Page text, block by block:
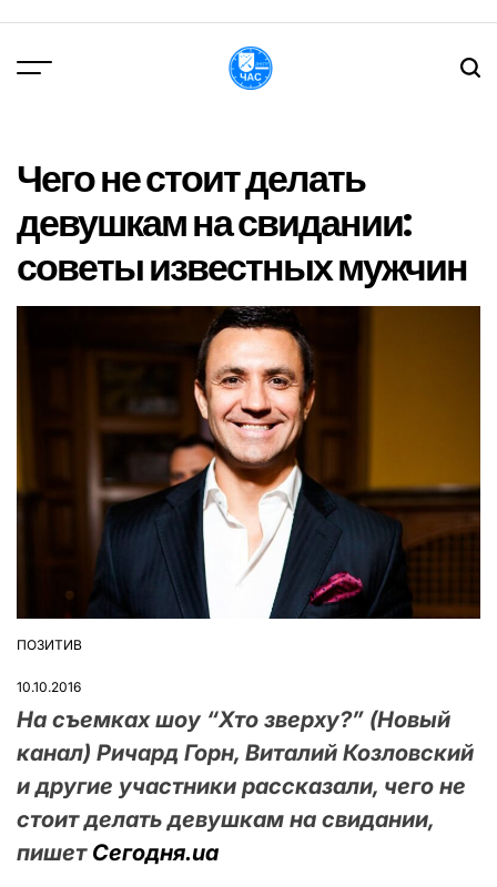
вмісту
Чего не стоит делать
девушкам на свидании:
советы известных мужчин
ОПУБЛІКУВАТИ
ПОЗИТИВ
10.10.2016
На съемках шоу “Хто зверху?” (Новый
канал) Ричард Горн, Виталий Козловский
и другие участники рассказали, чего не
стоит делать девушкам на свидании,
пишет Сегодня.ua